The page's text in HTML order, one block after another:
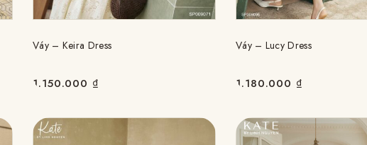
Váy – Keira Dress
1.150.000 ₫
Váy – Lucy Dress
1.180.000 ₫